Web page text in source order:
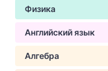
Физика
Английский язык
Алгебра